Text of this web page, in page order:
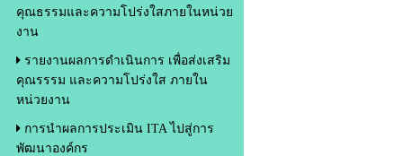
คุณธรรมและความโปร่งใสภายในหน่วย
งาน
รายงานผลการดำเนินการ เพื่อส่งเสริม
คุณรรรม และความโปร่งใส ภายใน
หน่วยงาน
การนำผลการประเมิน ITA ไปสู่การ
พัฒนาองค์กร